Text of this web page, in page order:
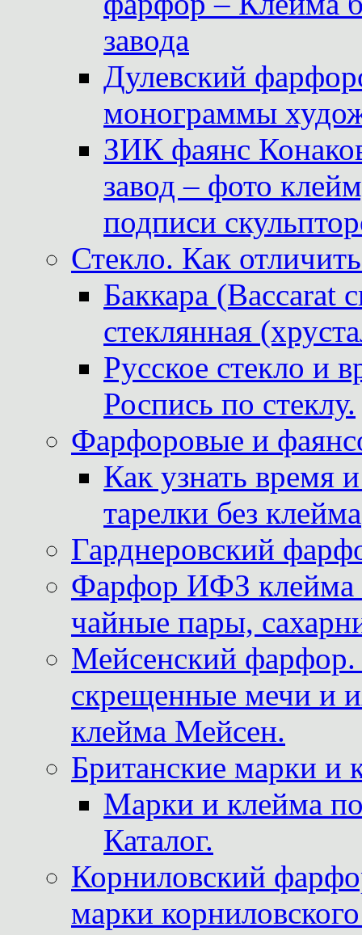
завода
Дулевский
монограммы
ЗИК фаянс
завод – фото
подписи
Стекло. Как
Баккара (Baccarat
стеклянная
Русское стекло и
Роспись по стеклу.
Фарфоровые и
Как узнать время
тарелки без клейма
Гарднеровский
Фарфор ИФЗ клейма
чайные пары,
Мейсенский фарфор.
скрещенные мечи и
клейма Мейсен.
Британские марки и
Марки и клейма
Каталог.
Корниловский
марки